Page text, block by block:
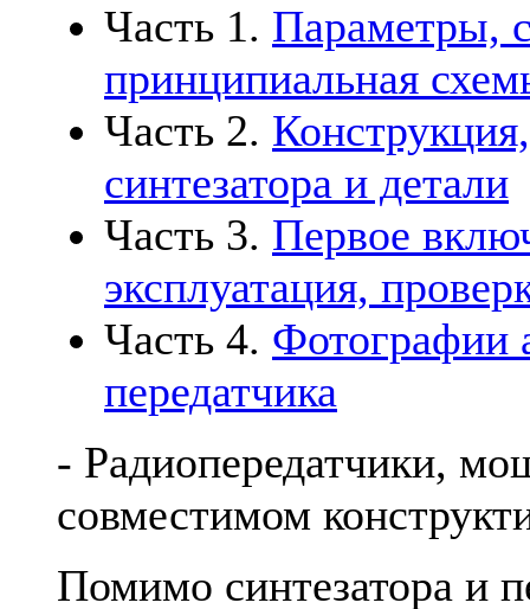
Часть 1. Параметры,
принципиальная
Часть 2.
синтезатора и детали
Часть 3. Первое
эксплуатация,
Часть 4. Фотографии
передатчика
- Радиопередатчики,
совместимом
Помимо синтезатора и